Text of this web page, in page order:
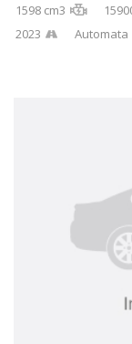
1598 cm3
2023
Automata